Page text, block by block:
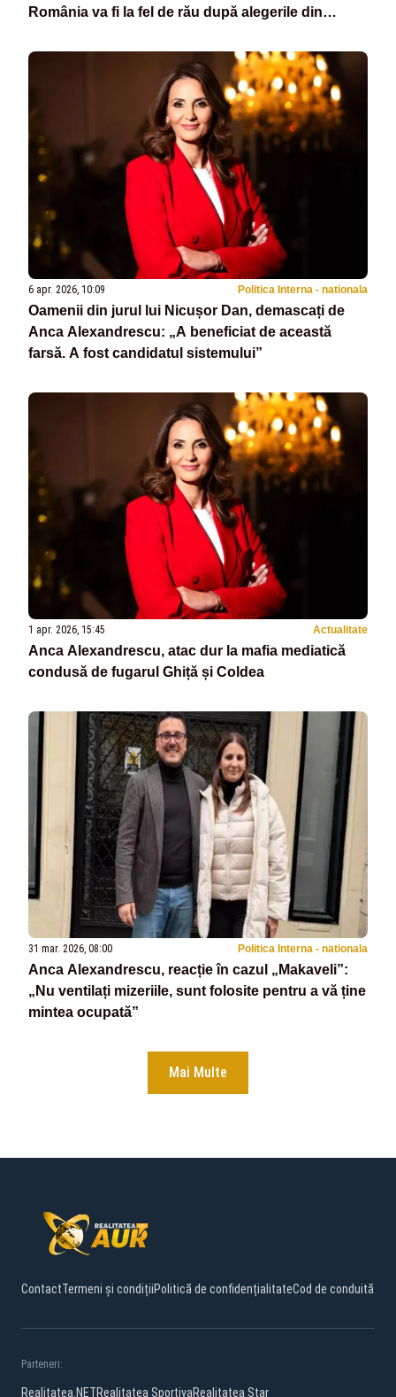
România va fi la fel de rău după alegerile din
6 apr. 2026, 10:09 Politica Interna - nationala
Oamenii din jurul lui Nicușor Dan, demascați de
Anca Alexandrescu: „A beneficiat de această
farsă. A fost candidatul sistemului”
1 apr. 2026, 15:45 Actualitate
Anca Alexandrescu, atac dur la mafia mediatică
condusă de fugarul Ghiță și Coldea
31 mar. 2026, 08:00 Politica Interna - nationala
Anca Alexandrescu, reacție în cazul „Makaveli”:
„Nu ventilați mizeriile, sunt folosite pentru a vă ține
mintea ocupată”
Mai Multe
ContactTermeni și condițiiPolitică de confidențialitateCod de conduită
Parteneri:
Realitatea.NETRealitatea SportivaRealitatea Star